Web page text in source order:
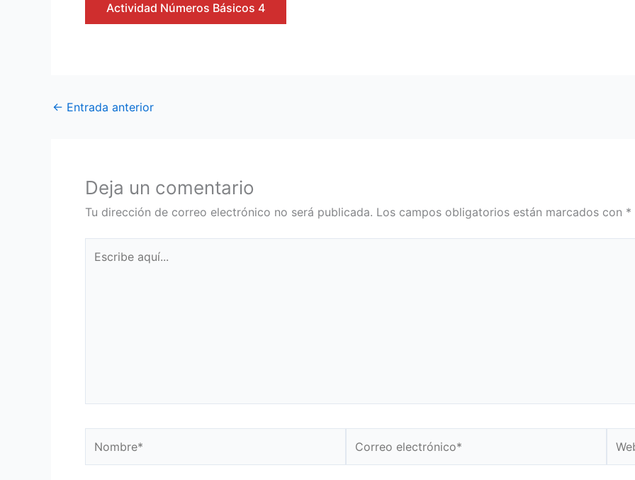
Actividad Números Básicos 4
← Entrada anterior
Deja un comentario
Tu dirección de correo electrónico no será publicada. Los campos obligatorios están marcados con *
aquí...
electrónico*